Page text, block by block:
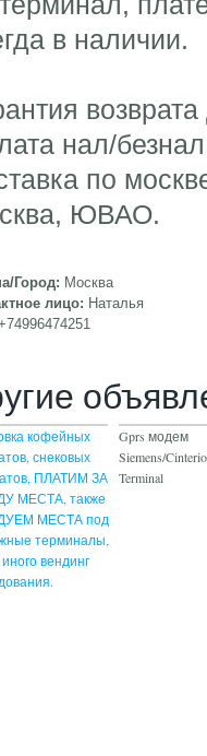
в наличии.
нал/
по
ЮВАО.
Город: Москва
лицо: Наталья
кофейных
снековых
ПЛАТИМ ЗА
МЕСТА, также
МЕСТА под
терминалы,
вендинг
Gprs модем
Siemens/
Terminal